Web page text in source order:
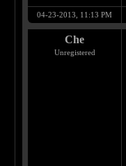
04-23-2013, 11:13 PM
Che
Unregistered